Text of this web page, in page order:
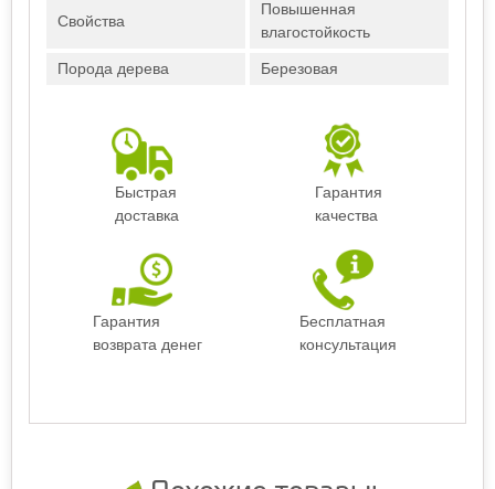
Свойства
Повышенная
влагостойкость
Порода дерева Березовая
Быстрая
доставка
Гарантия
качества
Гарантия
возврата денег
Бесплатная
консультация